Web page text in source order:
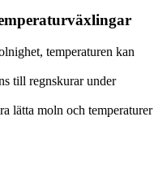
temperaturen kan
till regnskurar under
lätta moln och temperaturer